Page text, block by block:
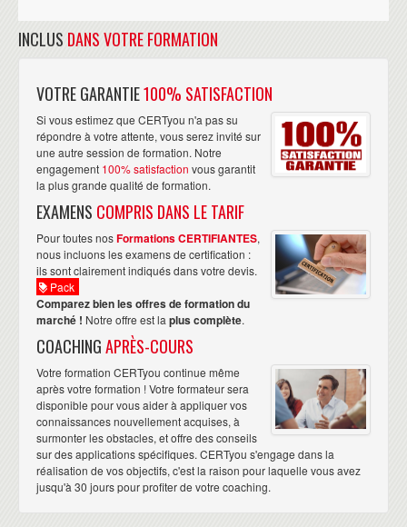
INCLUS DANS VOTRE FORMATION
VOTRE GARANTIE100% SATISFACTION
Si vous estimez que CERTyou n'a pas su
répondre à votre attente, vous serez invité sur
une autre session de formation. Notre
engagement 100% satisfaction vous garantit
la plus grande qualité de formation.
EXAMENS COMPRIS DANS LE TARIF
Pour toutes nosFormations CERTIFIANTES,
nous incluons les examens de certification :
ils sont clairement indiqués dans votre devis.
Pack
Comparez bien les offres de formation du
marché ! Notre offre est la plus complète.
COACHINGAPRÈS-COURS
Votre formation CERTyou continue même
après votre formation ! Votre formateur sera
disponible pour vous aider à appliquer vos
connaissances nouvellement acquises, à
surmonter les obstacles, et offre des conseils
sur des applications spécifiques. CERTyou s'engage dans la
réalisation de vos objectifs, c'est la raison pour laquelle vous avez
jusqu'à 30 jours pour profiter de votre coaching.